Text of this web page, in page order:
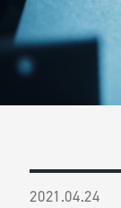
2021.04.24